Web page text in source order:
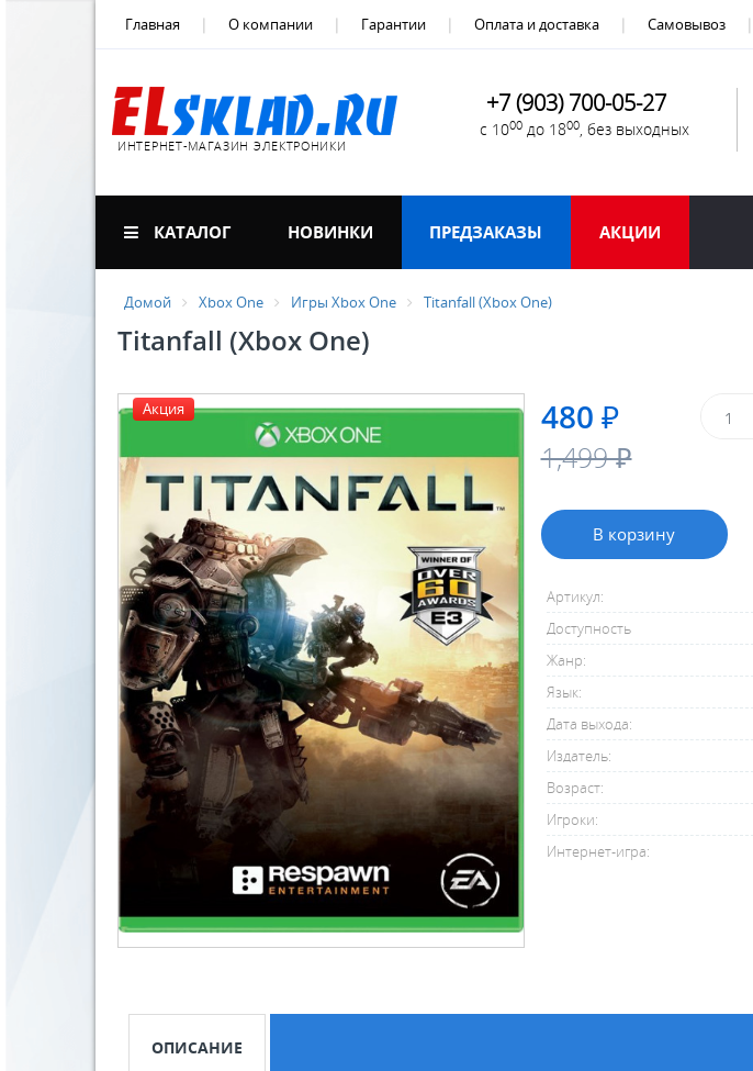
Главная О компании Гарантии Оплата и доставка Самовывоз
ИНТЕРНЕТ-МАГАЗИН ЭЛЕКТРОНИКИ
+7 (903) 700-05-27
с 1000 до 1800, без выходных
КАТАЛОГ НОВИНКИ ПРЕДЗАКАЗЫ АКЦИИ
Домой Xbox One Игры Xbox One Titanfall (Xbox One)
Titanfall (Xbox One)
Акция 480 ₽
1,499 ₽
В корзину
Артикул:
Доступность
Жанр:
Язык:
Дата выхода:
Издатель:
Возраст:
Игроки:
Интернет-игра:
ОПИСАНИЕ